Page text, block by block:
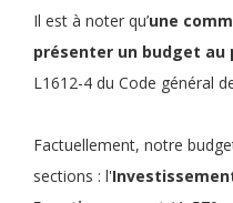
Il est à noter qu’une
présenter un budget
L1612-4 du Code général
Factuellement, notre
sections : l'